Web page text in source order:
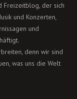
Freizeitblog, der sich
und Konzerten,
und
denn wir sind
was uns die Welt